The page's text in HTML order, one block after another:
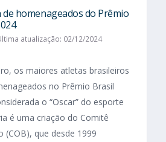
de homenageados do Prêmio
atualização: 02/12/2024
os maiores atletas brasileiros
no Prêmio Brasil
o “Oscar” do esporte
é uma criação do Comitê
(COB), que desde 1999